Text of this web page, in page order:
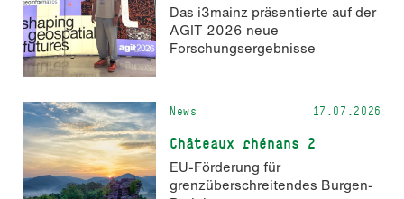
Das i3mainz präsentierte auf der
AGIT 2026 neue
Forschungsergebnisse
News 17.07.2026
Châteaux rhénans 2
EU-Förderung für
grenzüberschreitendes Burgen-